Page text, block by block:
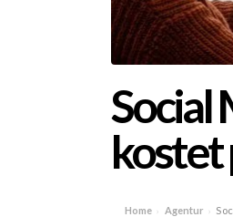
Social
kostet
Home › Agentur ›